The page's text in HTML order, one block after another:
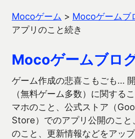
Mocoゲーム > Mocoゲームブ
アプリのこと続き
Mocoゲームブロ
ゲーム作成の悲喜こもごも…
（無料ゲーム多数）に関する
マホのこと、公式ストア（
Store）でのアプリ公開のこと
のこと、更新情報などをアッ